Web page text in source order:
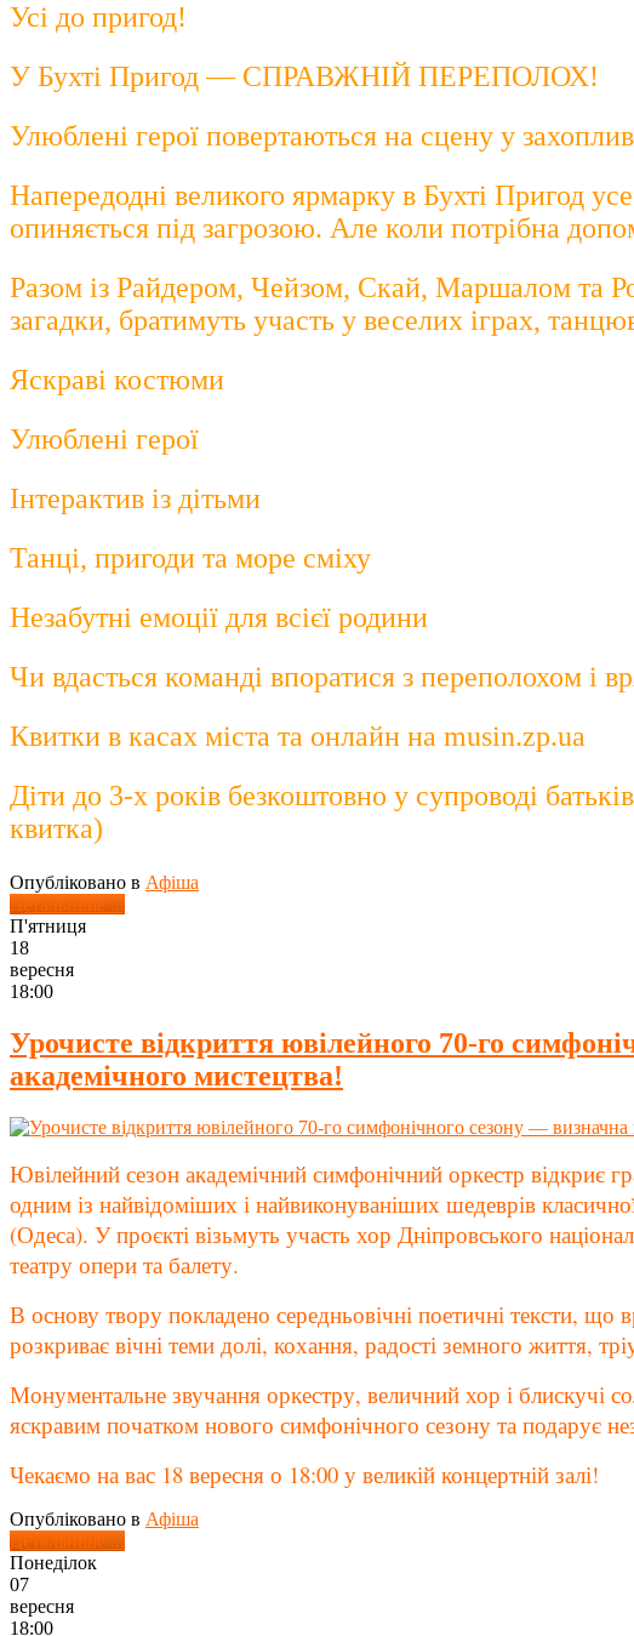
Усі до пригод!
У Бухті Пригод — СПРАВЖНІЙ ПЕРЕПОЛОХ!
Улюблені герої повертаються на сцену у
Напередодні великого ярмарку в Бухті Пригод
опиняється під загрозою. Але коли потрібна
Разом із Райдером, Чейзом, Скай, Маршалом та
загадки, братимуть участь у веселих іграх,
Яскраві костюми
Улюблені герої
Інтерактив із дітьми
Танці, пригоди та море сміху
Незабутні емоції для всієї родини
Чи вдасться команді впоратися з переполохом і
Квитки в касах міста та онлайн на musin.zp.ua
Діти до 3-х років безкоштовно у супроводі
квитка)
Опубліковано в Афіша
Детальніше ...
П'ятниця
18
вересня
18:00
Урочисте відкриття ювілейного 70-го
академічного мистецтва!
Ювілейний сезон академічний симфонічний оркестр відкриє
одним із найвідоміших і найвиконуваніших шедеврів
(Одеса). У проєкті візьмуть участь хор Дніпровського
театру опери та балету.
В основу твору покладено середньовічні поетичні тексти,
розкриває вічні теми долі, кохання, радості земного життя,
Монументальне звучання оркестру, величний хор і блискучі
яскравим початком нового симфонічного сезону та подарує
Чекаємо на вас 18 вересня о 18:00 у великій концертній залі!
Опубліковано в Афіша
Детальніше ...
Понеділок
07
вересня
18:00